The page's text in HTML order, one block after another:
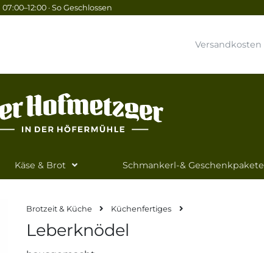
· So Geschlossen
Versandkosten
Käse & Brot Schmankerl-& Geschenkpakete
Brotzeit & Küche Küchenfertiges
Leberknödel